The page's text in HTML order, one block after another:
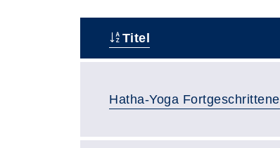
Titel
Hatha-Yoga Fortgeschrittene